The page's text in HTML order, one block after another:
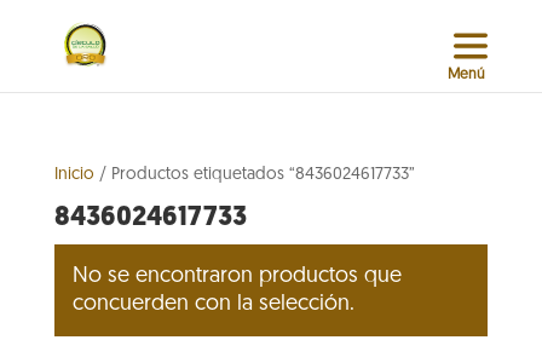
Inicio / Productos etiquetados “8436024617733”
8436024617733
No se encontraron productos que
concuerden con la selección.